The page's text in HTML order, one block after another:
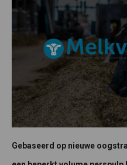
Gebaseerd op nieuwe